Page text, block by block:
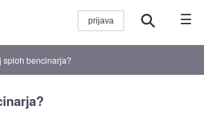
☰
sploh bencinarja?